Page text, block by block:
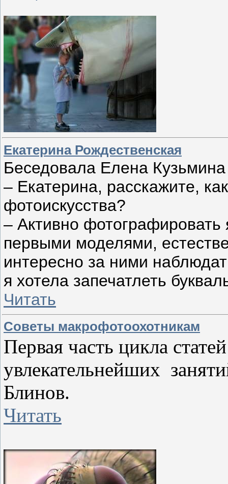
Екатерина Рождественская
Беседовала Елена Кузьмина
– Екатерина, расскажите,
фотоискусства?
– Активно
первыми моделями,
интересно за ними
я хотела запечатлеть
Читать
Советы макрофотоохотникам
Первая часть цикла
увлекательнейших
Блинов.
Читать